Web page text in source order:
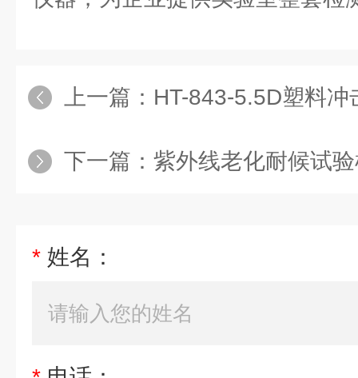
上一篇： HT-843-5.5D塑料冲
下一篇： 紫外线老化耐候试
* 姓名：